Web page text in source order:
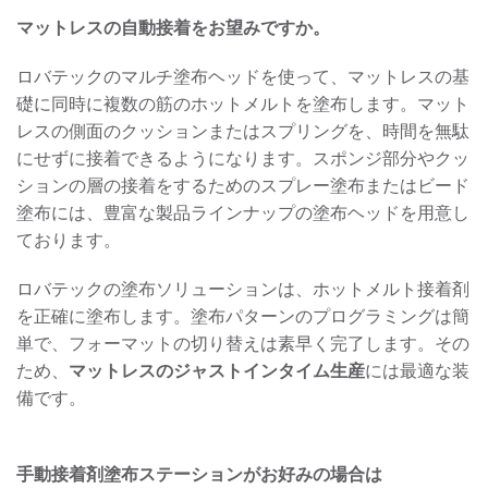
マットレスの自動接着をお望みですか。
ロバテックのマルチ塗布ヘッドを使って、マットレスの基
礎に同時に複数の筋のホットメルトを塗布します。マット
レスの側面のクッションまたはスプリングを、時間を無駄
にせずに接着できるようになります。スポンジ部分やクッ
ションの層の接着をするためのスプレー塗布またはビード
塗布には、豊富な製品ラインナップの塗布ヘッドを用意し
ております。
ロバテックの塗布ソリューションは、ホットメルト接着剤
を正確に塗布します。塗布パターンのプログラミングは簡
単で、フォーマットの切り替えは素早く完了します。その
ため、 マットレスのジャストインタイム生産には最適な装
備です。
手動接着剤塗布ステーションがお好みの場合は